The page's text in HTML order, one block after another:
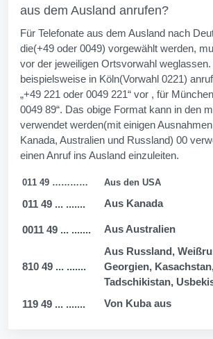
aus dem Ausland anrufen?
Für Telefonate aus dem Ausland nach
die(+49 oder 0049) vorgewählt werden,
vor der jeweiligen Ortsvorwahl
beispielsweise in Köln(Vorwahl 0221)
„+49 221 oder 0049 221“ vor , für
0049 89“. Das obige Format kann in den
verwendet werden(mit einigen
Kanada, Australien und Russland) 00
einen Anruf ins Ausland einzuleiten.
011 49 ………… Aus den USA
011 49 ... ....... Aus Kanada
0011 49 ... ....... Aus Australien
810 49 ... .......
Aus Russland,
Georgien,
Tadschikistan,
119 49 ... .......
Von Kuba aus